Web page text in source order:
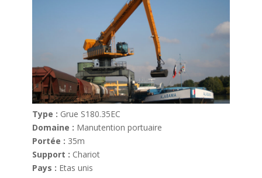
Type : Grue S180.35EC
Domaine : Manutention portuaire
Portée : 35m
Support : Chariot
Pays : Etas unis